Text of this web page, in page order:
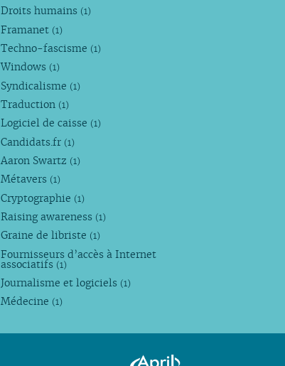
Droits humains (1)
Framanet (1)
Techno-fascisme (1)
Windows (1)
Syndicalisme (1)
Traduction (1)
Logiciel de caisse (1)
Candidats.fr (1)
Aaron Swartz (1)
Métavers (1)
Cryptographie (1)
Raising awareness (1)
Graine de libriste (1)
Fournisseurs d’accès à Internet
associatifs (1)
Journalisme et logiciels (1)
Médecine (1)